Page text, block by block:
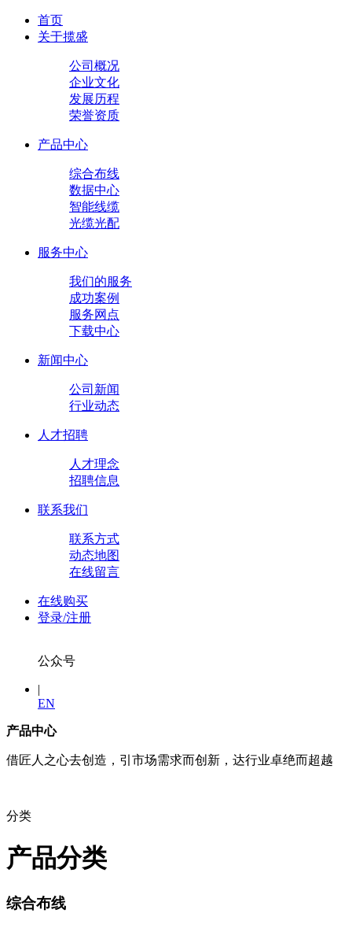
首页
关于揽盛
公司概况
企业文化
发展历程
荣誉资质
产品中心
综合布线
数据中心
智能线缆
光缆光配
服务中心
我们的服务
成功案例
服务网点
下载中心
新闻中心
公司新闻
行业动态
人才招聘
人才理念
招聘信息
联系我们
联系方式
动态地图
在线留言
在线购买
登录/注册
公众号
|
EN
产品中心
借匠人之心去创造，引市场需求而创新，达行业卓绝而超越
分类
产品分类
综合布线